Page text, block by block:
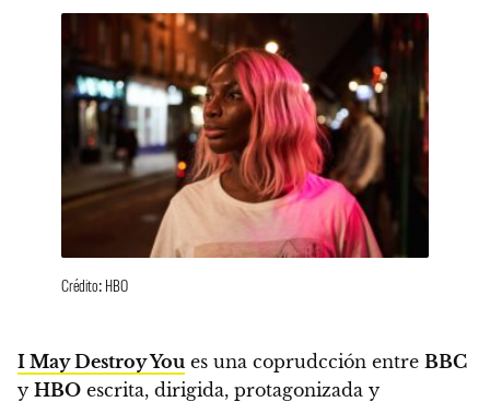
Crédito: HBO
I May Destroy You es una coprudcción entre BBC
y HBO escrita, dirigida, protagonizada y